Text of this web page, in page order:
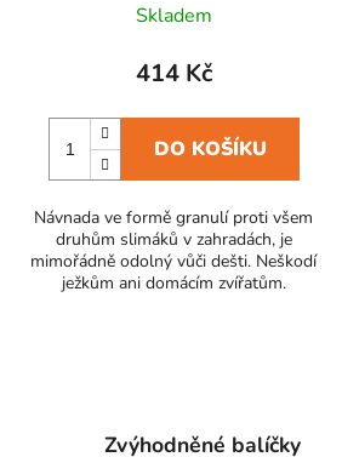
Skladem
414 Kč
DO KOŠÍKU
Návnada ve formě granulí proti všem
druhům slimáků v zahradách, je
mimořádně odolný vůči dešti. Neškodí
ježkům ani domácím zvířatům.
Zvýhodněné balíčky